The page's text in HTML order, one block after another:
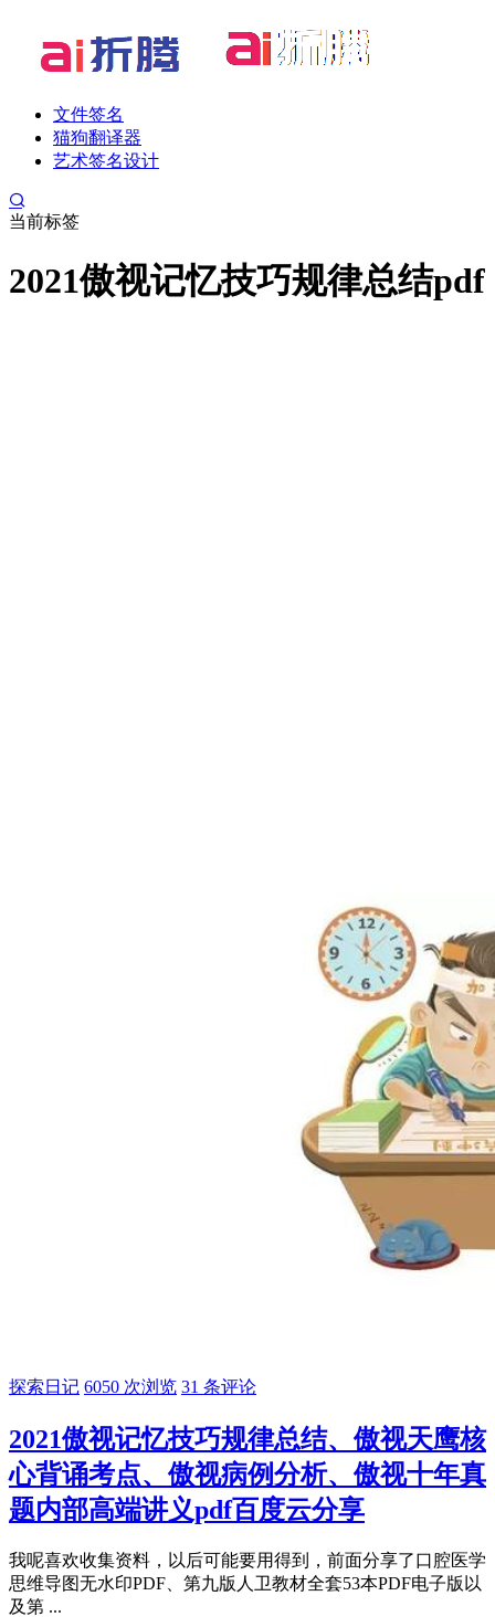
文件签名
猫狗翻译器
艺术签名设计
当前标签
2021傲视记忆技巧规律总结pdf
探索日记 6050 次浏览 31 条评论
2021傲视记忆技巧规律总结、傲视天鹰核
心背诵考点、傲视病例分析、傲视十年真
题内部高端讲义pdf百度云分享
我呢喜欢收集资料，以后可能要用得到，前面分享了口腔医学
思维导图无水印PDF、第九版人卫教材全套53本PDF电子版以
及第 ...